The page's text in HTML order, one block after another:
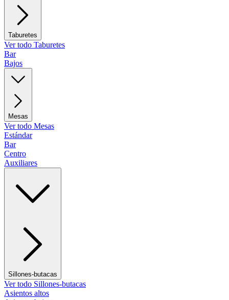
Taburetes
Ver todo Taburetes
Bar
Bajos
Mesas
Ver todo Mesas
Estándar
Bar
Centro
Auxiliares
Sillones-butacas
Ver todo Sillones-butacas
Asientos altos